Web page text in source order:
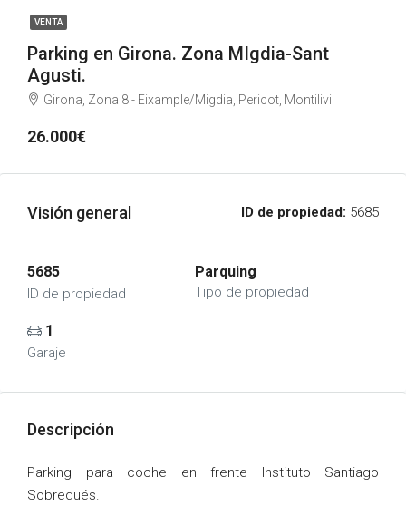
VENTA
Parking en Girona. Zona MIgdia-Sant
Agusti.
Girona, Zona 8 - Eixample/Migdia, Pericot, Montilivi
26.000€
Visión general ID de propiedad: 5685
5685
ID de propiedad
Parquing
Tipo de propiedad
1
Garaje
Descripción
Parking para coche en frente Instituto Santiago
Sobrequés.